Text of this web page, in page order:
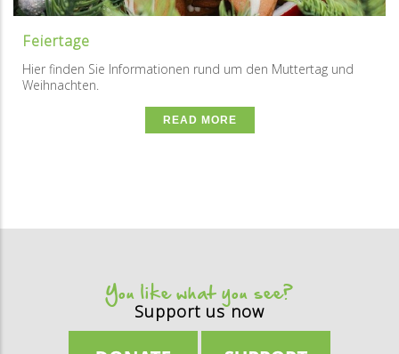
Feiertage
Hier finden Sie Informationen rund um den Muttertag und
Weihnachten.
READ MORE
You like what you see?
Support us now